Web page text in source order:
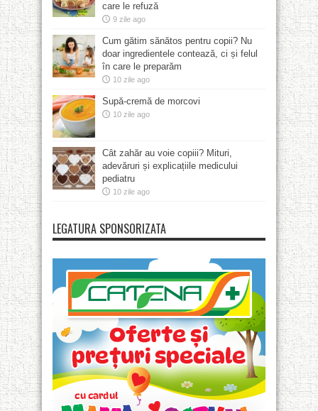
care le refuză
9 zile ago
Cum gătim sănătos pentru copii? Nu
doar ingredientele contează, ci și felul
în care le preparăm
10 zile ago
Supă-cremă de morcovi
10 zile ago
Cât zahăr au voie copiii? Mituri,
adevăruri și explicațiile medicului
pediatru
10 zile ago
LEGATURA SPONSORIZATA